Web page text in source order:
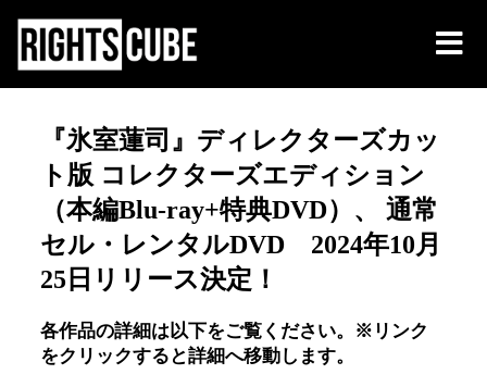
『氷室蓮司』ディレクターズカッ
ト版 コレクターズエディション
（本編Blu-ray+特典DVD）、 通常
セル・レンタルDVD 2024年10月
25日リリース決定！
各作品の詳細は以下をご覧ください。※リンク
をクリックすると詳細へ移動します。